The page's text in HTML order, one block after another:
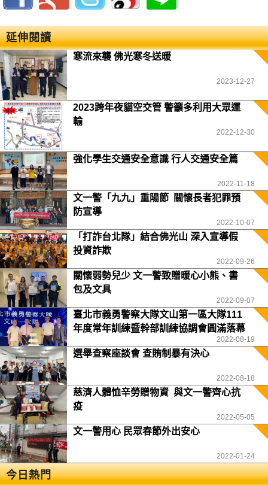
延伸閱讀
寒流來襲 佛光寒冬送暖
2023-12-27
2023跨年夜貓空交管 警籲多利用大眾運
輸
2022-12-30
強化學生交通安全意識 行人交通安全篇
2022-11-18
文一警「九九」重陽節 關懷長者犯罪預
防宣導
2022-10-07
「打詐台北隊」結合佛光山 深入宣導假
投資詐欺
2022-09-26
關懷弱勢兒少 文一警致贈暖心小熊、書
包及文具
2022-09-07
臺北市義勇警察大隊文山第一區大隊111
年度常年訓練暨幹部訓練協調會圓滿落幕
2022-08-19
選舉查察座談會 查賄制暴有決心
2022-08-18
慈濟人體恤辛勞贈物資 與文一警齊心抗
疫
2022-05-05
文一警用心 民眾春節外出安心
2022-01-24
今日熱門